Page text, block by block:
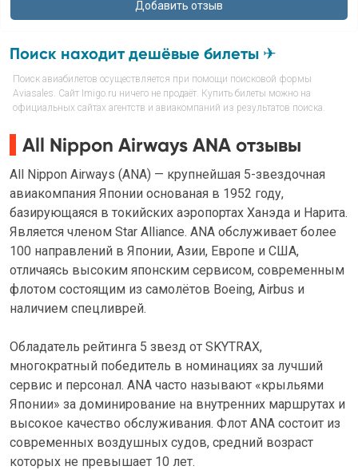
Поиск находит дешёвые билеты ✈
Поиск авиабилетов осуществляется при помощи поисковой формы
Aviasales. Сайт Imigo.ru ничего не продаёт. Купить билеты можно на
официальных сайтах агентств и авиакомпаний из результатов поиска.
All Nippon Airways ANA отзывы
All Nippon Airways (ANA) — крупнейшая 5-звездочная
авиакомпания Японии основаная в 1952 году,
базирующаяся в токийских аэропортах Ханэда и Нарита.
Является членом Star Alliance. ANA обслуживает более
100 направлений в Японии, Азии, Европе и США,
отличаясь высоким японским сервисом, современным
флотом состоящим из самолётов Boeing, Airbus и
наличием спецливрей.
Обладатель рейтинга 5 звезд от SKYTRAX,
многократный победитель в номинациях за лучший
сервис и персонал. ANA часто называют «крыльями
Японии» за доминирование на внутренних маршрутах и
высокое качество обслуживания. Флот ANA cостоит из
современных воздушных судов, средний возраст
которых не превышает 10 лет.